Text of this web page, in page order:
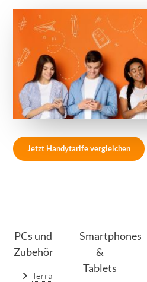
Jetzt Handytarife vergleichen
PCs und
Zubehör
Terra
Smartphones
&
Tablets